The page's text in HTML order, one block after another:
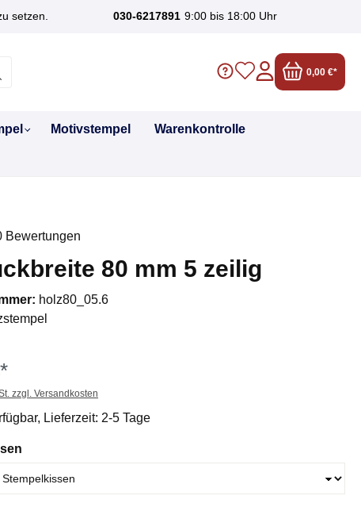
setzen. 030-6217891 9:00 bis 18:00 Uhr
0,00 €*
Motivstempel Warenkontrolle
Bewertungen
80 mm 5 zeilig
holz80_05.6
zzgl. Versandkosten
Lieferzeit: 2-5 Tage